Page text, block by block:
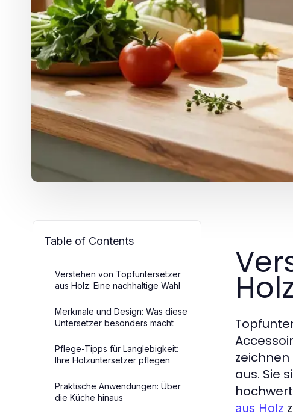
Table of Contents
Verstehen von Topfuntersetzer
aus Holz: Eine nachhaltige Wahl
Merkmale und Design: Was diese
Untersetzer besonders macht
Pflege-Tipps für Langlebigkeit:
Ihre Holzuntersetzer pflegen
Praktische Anwendungen: Über
die Küche hinaus
aus. Sie
aus Holz